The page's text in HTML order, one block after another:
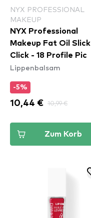
NYX PROFESSIONAL
MAKEUP
NYX Professional
Makeup Fat Oil Slick
Click - 18 Profile Pic
Lippenbalsam
-5%
10,44 € 10,99 €
Zum Korb